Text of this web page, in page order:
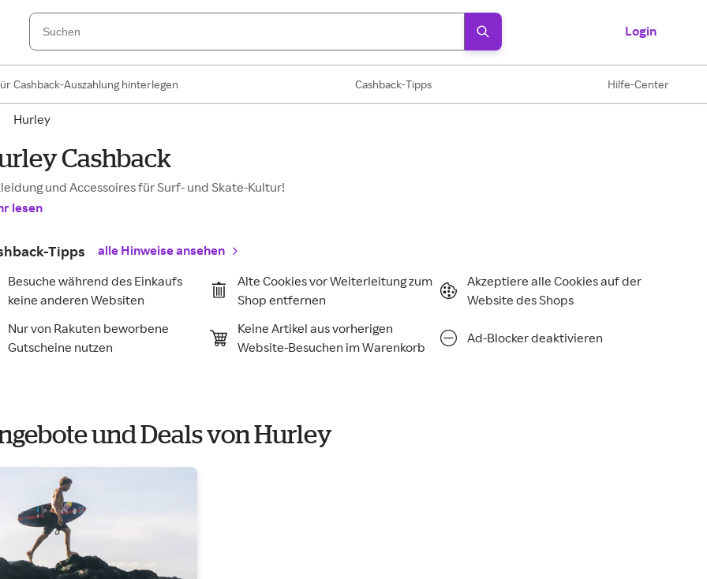
Login
Cashback-Auszahlung hinterlegen Cashback-Tipps Hilfe-Center
Hurley
Cashback
und Accessoires für Surf- und Skate-Kultur!
lesen
Tipps
alle Hinweise ansehen
Besuche während des Einkaufs
keine anderen Websiten
Alte Cookies vor Weiterleitung zum
Shop entfernen
Akzeptiere alle Cookies auf der
Website des Shops
Nur von Rakuten beworbene
Gutscheine nutzen
Keine Artikel aus vorherigen
Website-Besuchen im Warenkorb
Ad-Blocker deaktivieren
und Deals von Hurley